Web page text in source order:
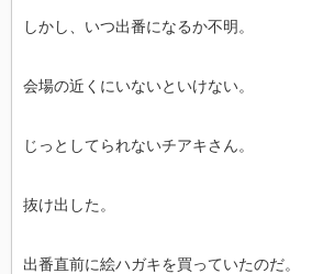
しかし、いつ出番になるか不明。
会場の近くにいないといけない。
じっとしてられないチアキさん。
抜け出した。
出番直前に絵ハガキを買っていたのだ。